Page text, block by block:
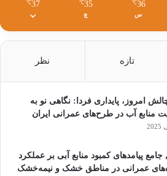
36
℃
س
35
℃
چ
37
℃
پ
تازه نظر
امروز، پایداری فردا: نگاهی نو به
منابع آب در طرح‌های عمرانی ایران
جامع پیامدهای کمبود منابع آبی بر عملکرد
عمرانی در مناطق خشک و نیمه‌خشک